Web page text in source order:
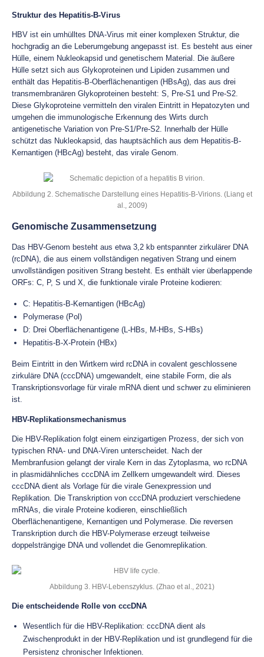
Struktur des Hepatitis-B-Virus
HBV ist ein umhülltes DNA-Virus mit einer komplexen Struktur, die
hochgradig an die Leberumgebung angepasst ist. Es besteht aus einer
Hülle, einem Nukleokapsid und genetischem Material. Die äußere
Hülle setzt sich aus Glykoproteinen und Lipiden zusammen und
enthält das Hepatitis-B-Oberflächenantigen (HBsAg), das aus drei
transmembranären Glykoproteinen besteht: S, Pre-S1 und Pre-S2.
Diese Glykoproteine vermitteln den viralen Eintritt in Hepatozyten und
umgehen die immunologische Erkennung des Wirts durch
antigenetische Variation von Pre-S1/Pre-S2. Innerhalb der Hülle
schützt das Nukleokapsid, das hauptsächlich aus dem Hepatitis-B-
Kernantigen (HBcAg) besteht, das virale Genom.
Abbildung 2. Schematische Darstellung eines Hepatitis-B-Virions. (Liang et
al., 2009)
Genomische Zusammensetzung
Das HBV-Genom besteht aus etwa 3,2 kb entspannter zirkulärer DNA
(rcDNA), die aus einem vollständigen negativen Strang und einem
unvollständigen positiven Strang besteht. Es enthält vier überlappende
ORFs: C, P, S und X, die funktionale virale Proteine kodieren:
C: Hepatitis-B-Kernantigen (HBcAg)
Polymerase (Pol)
D: Drei Oberflächenantigene (L-HBs, M-HBs, S-HBs)
Hepatitis-B-X-Protein (HBx)
Beim Eintritt in den Wirtkern wird rcDNA in covalent geschlossene
zirkuläre DNA (cccDNA) umgewandelt, eine stabile Form, die als
Transkriptionsvorlage für virale mRNA dient und schwer zu eliminieren
ist.
HBV-Replikationsmechanismus
Die HBV-Replikation folgt einem einzigartigen Prozess, der sich von
typischen RNA- und DNA-Viren unterscheidet. Nach der
Membranfusion gelangt der virale Kern in das Zytoplasma, wo rcDNA
in plasmidähnliches cccDNA im Zellkern umgewandelt wird. Dieses
cccDNA dient als Vorlage für die virale Genexpression und
Replikation. Die Transkription von cccDNA produziert verschiedene
mRNAs, die virale Proteine kodieren, einschließlich
Oberflächenantigene, Kernantigen und Polymerase. Die reversen
Transkription durch die HBV-Polymerase erzeugt teilweise
doppelsträngige DNA und vollendet die Genomreplikation.
Abbildung 3. HBV-Lebenszyklus. (Zhao et al., 2021)
Die entscheidende Rolle von cccDNA
Wesentlich für die HBV-Replikation: cccDNA dient als
Zwischenprodukt in der HBV-Replikation und ist grundlegend für die
Persistenz chronischer Infektionen.